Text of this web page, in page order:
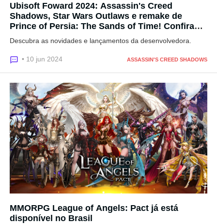
Ubisoft Foward 2024: Assassin's Creed
Shadows, Star Wars Outlaws e remake de
Prince of Persia: The Sands of Time! Confira
tudo o que rolou na conferência
Descubra as novidades e lançamentos da desenvolvedora.
• 10 jun 2024 ASSASSIN'S CREED SHADOWS
MMORPG League of Angels: Pact já está
disponível no Brasil